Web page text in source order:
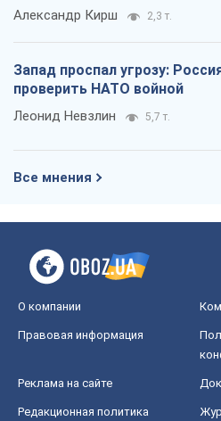
Александр Кирш 2,3 т.
Запад проспал угрозу:
проверить НАТО войной
Леонид Невзлин 5,7 т.
Все мнения
О компании
Правовая информация
Реклама на сайте
Редакционная политика